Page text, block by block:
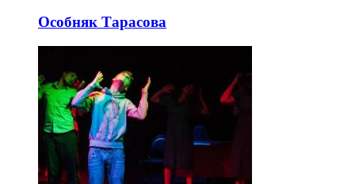
Особняк Тарасова